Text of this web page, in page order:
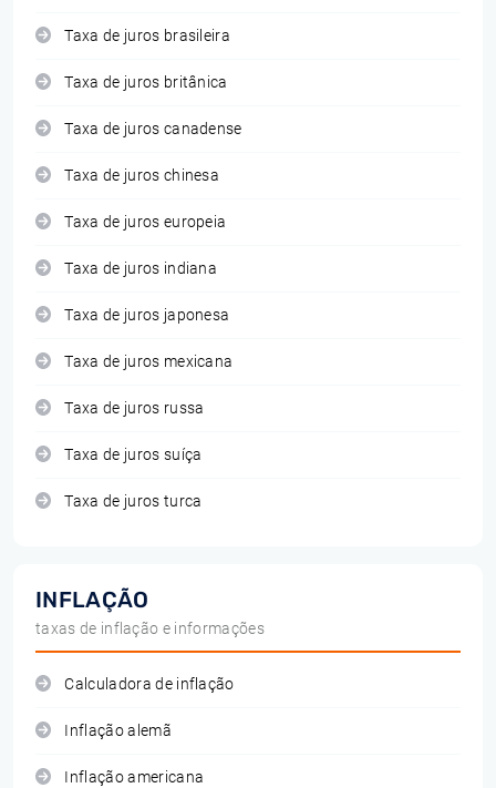
Taxa de juros brasileira
Taxa de juros britânica
Taxa de juros canadense
Taxa de juros chinesa
Taxa de juros europeia
Taxa de juros indiana
Taxa de juros japonesa
Taxa de juros mexicana
Taxa de juros russa
Taxa de juros suíça
Taxa de juros turca
INFLAÇÃO
taxas de inflação e informações
Calculadora de inflação
Inflação alemã
Inflação americana